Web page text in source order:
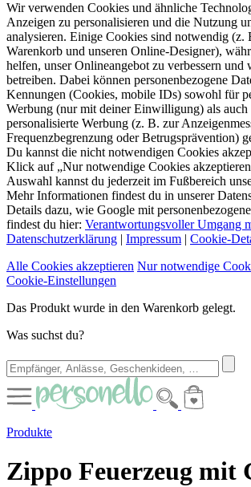
Wir verwenden Cookies und ähnliche
Anzeigen zu personalisieren und die Nutzung
analysieren. Einige Cookies sind notwendig (z.
Warenkorb und unseren Online-Designer),
helfen, unser Onlineangebot zu verbessern und
betreiben. Dabei können personenbezogene
Kennungen (Cookies, mobile IDs) sowohl für
Werbung (nur mit deiner Einwilligung) als
personalisierte Werbung (z. B. zur
Frequenzbegrenzung oder Betrugsprävention)
Du kannst die nicht notwendigen Cookies
Klick auf „Nur notwendige Cookies
Auswahl kannst du jederzeit im Fußbereich
Mehr Informationen findest du in unserer
Details dazu, wie Google mit
findest du hier: Verantwortungsvoller Umgang
Datenschutzerklärung | Impressum | Cookie-
Alle Cookies akzeptieren Nur notwendige
Cookie-Einstellungen
Das Produkt wurde in den Warenkorb gelegt.
Was suchst du?
Produkte
Zippo Feuerzeug mit